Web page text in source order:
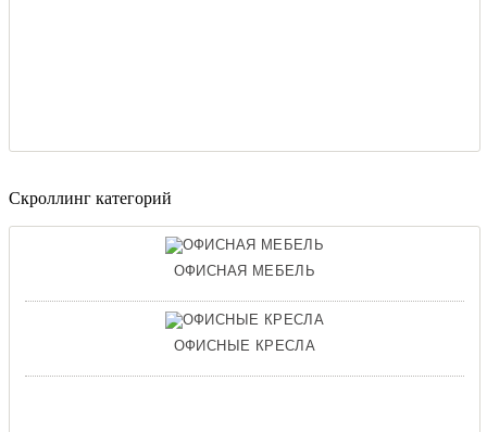
Скроллинг категорий
ОФИСНАЯ МЕБЕЛЬ
ОФИСНЫЕ КРЕСЛА